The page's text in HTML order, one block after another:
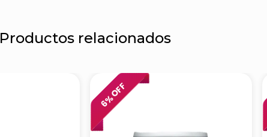
Productos relacionados
6
% OFF